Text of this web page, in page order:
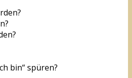
bin“ spüren?